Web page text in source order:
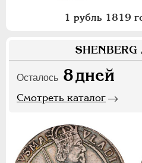
1 рубль 1819
SHENBERG
Осталось 8дней
Смотреть каталог